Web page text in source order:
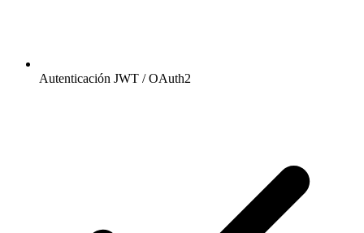
Autenticación JWT / OAuth2